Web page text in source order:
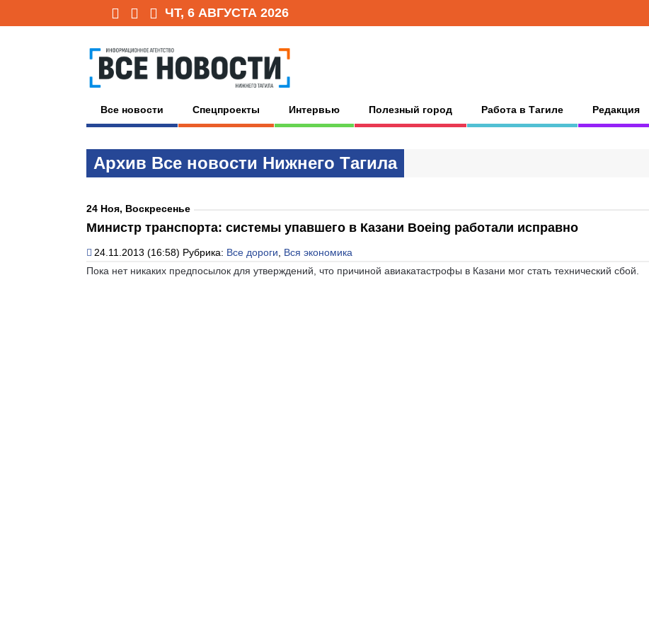
ЧТ, 6 АВГУСТА 2026
Все новости Спецпроекты Интервью Полезный город Работа в Тагиле Редакция
Архив Всe нoвoсти Нижнегo Тaгилa
24 Ноя, Воскресенье
Министр транспорта: системы упавшего в Казани Boeing работали исправно
24.11.2013 (16:58) Рубрика: Все дороги
Вся экономика
Пока нет никаких предпосылок для утверждений, что причиной авиакатастрофы в Казани мог стать технический сбой.